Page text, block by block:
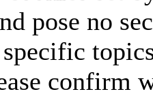
pose no
confirm